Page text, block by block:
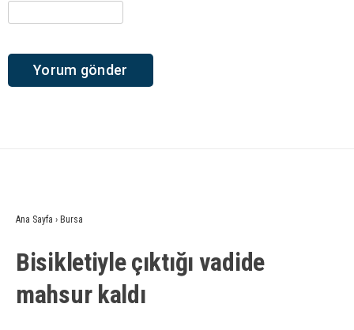
Ana Sayfa › Bursa
Bisikletiyle çıktığı vadide
mahsur kaldı